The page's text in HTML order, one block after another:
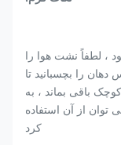
، لطفاً نشت هوا را
را بچسبانید تا
باقی بماند ، به
از آن استفاده
کرد